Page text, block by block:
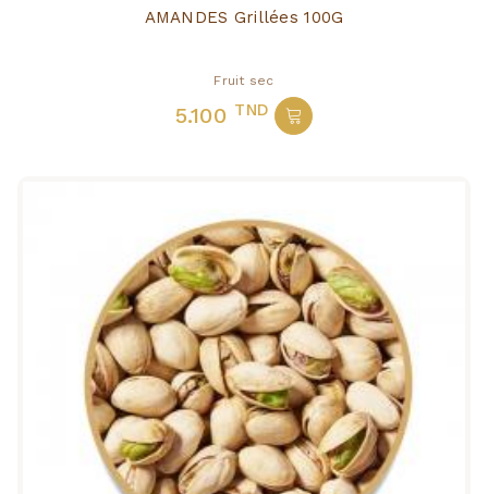
AMANDES Grillées 100G
Fruit sec
5.100 TND